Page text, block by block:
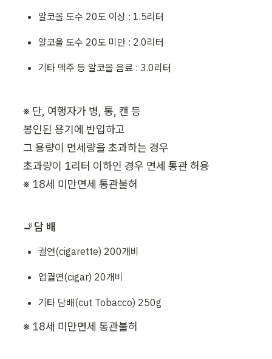
알코올 도수 20도 이상 : 1.5리터
알코올 도수 20도 미만 : 2.0리터
기타 맥주 등 알코올 음료 : 3.0리터
※ 단, 여행자가 병, 통, 캔 등
봉인된 용기에 반입하고
그 용량이 면세량을 초과하는 경우
초과량이 1리터 이하인 경우 면세 통관 허용
※ 18세 미만면세 통관불허
🚬담 배
궐연(cigarette) 200개비
엽궐연(cigar) 20개비
기타 담배(cut Tobacco) 250g
※ 18세 미만면세 통관불허